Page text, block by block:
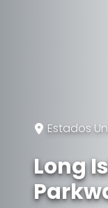
Estados
Long